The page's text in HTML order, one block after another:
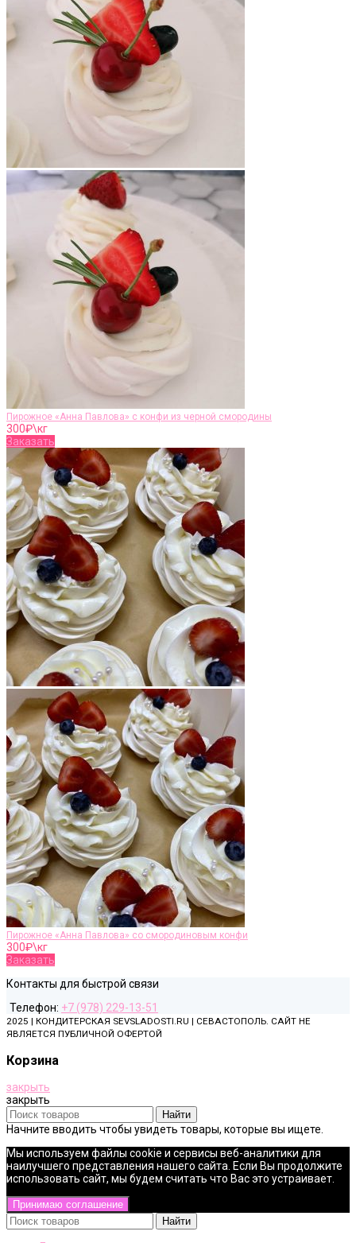
Пирожное «Анна Павлова» с конфи из черной смородины
300₽\кг
Заказать
Пирожное «Анна Павлова» со смородиновым конфи
300₽\кг
Заказать
Контакты для быстрой связи
Телефон: +7 (978) 229-13-51
2025 | КОНДИТЕРСКАЯ SEVSLADOSTI.RU | СЕВАСТОПОЛЬ. САЙТ НЕ
ЯВЛЯЕТСЯ ПУБЛИЧНОЙ ОФЕРТОЙ
Корзина
закрыть
закрыть
Найти
Начните вводить чтобы увидеть товары, которые вы ищете.
Мы используем файлы cookie и сервисы веб-аналитики для
наилучшего представления нашего сайта. Если Вы продолжите
использовать сайт, мы будем считать что Вас это устраивает.
Принимаю соглашение
Найти